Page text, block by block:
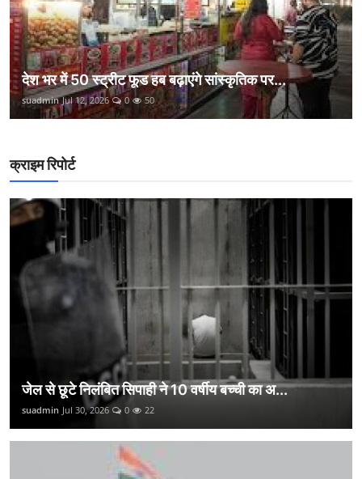
देश भर में 50 स्ट्रीट फूड हब बढ़ाएंगे सांस्कृतिक पर...
suadmin Jul 12, 2026 0 50
क्राइम रिपोर्ट
जेल से छूटे निलंबित सिपाही ने 10 वर्षीय बच्ची का अ...
suadmin Jul 30, 2026 0 22